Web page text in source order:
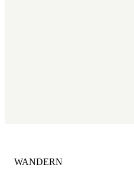
KATEGORIE
WANDERN